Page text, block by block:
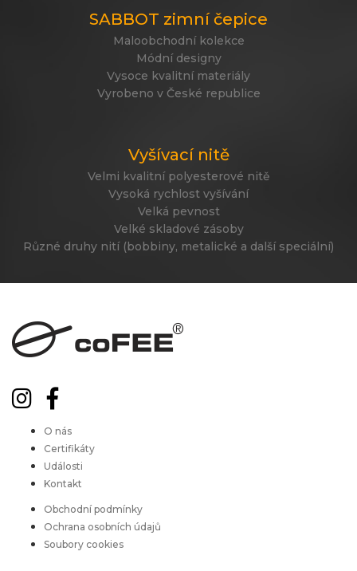
SABBOT zimní čepice
Maloobchodní kolekce
Módní designy
Vysoce kvalitní materiály
Vyrobeno v České republice
Vyšívací nitě
Velmi kvalitní polyesterové nitě
Vysoká rychlost vyšívání
Velká pevnost
Velké skladové zásoby
Různé druhy nití (bobbiny, metalické a další speciální)
O nás
Certifikáty
Události
Kontakt
Obchodní podmínky
Ochrana osobních údajů
Soubory cookies